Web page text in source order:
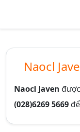
Naocl
Naocl Javen
(028)6269 5669